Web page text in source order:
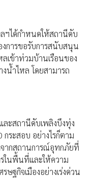
ฯได้กำหนดให้สถานีดับ
การขอรับการสนับสนุน
เข้าท่วมบ้านเรือนของ
น้ำไหล โดยสามารถ
ะสถานีดับเพลิงบึงทุ่ง
ระสอบ อย่างไรก็ตาม
ากสถานการณ์อุทกภัยที่
ในพื้นที่และให้ความ
ฐกิจเมืองอย่างเร่งด่วน